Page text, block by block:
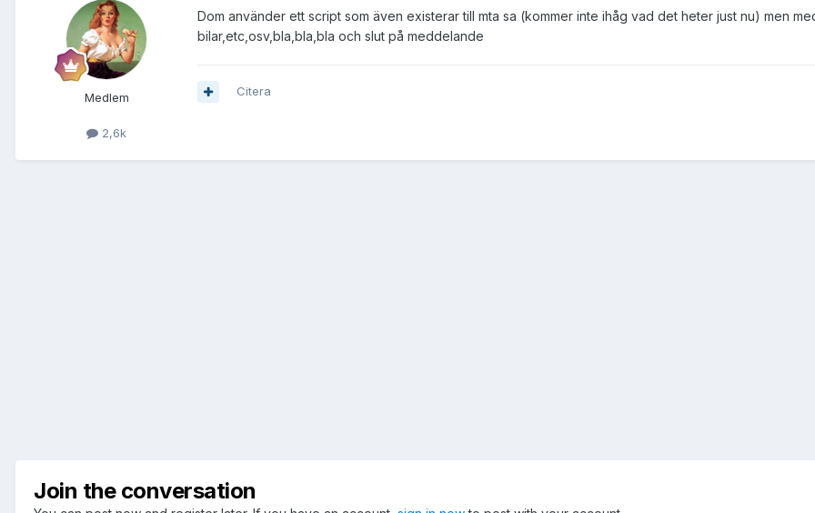
Medlem
2,6k
Dom använder ett script som även existerar till mta sa (kommer inte ihåg vad det heter just nu) men
bilar,etc,osv,bla,bla,bla och slut på meddelande
Citera
Join the conversation